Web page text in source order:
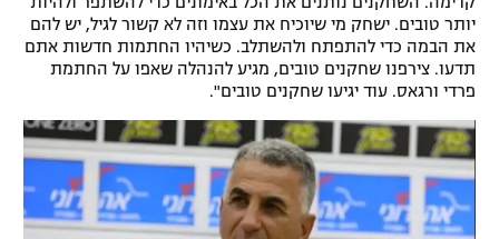
יותר טובים. ישחק מי שיוכיח את עצמו וזה לא קשור לגיל, יש להם
את הבמה כדי להתפתח ולהשתלב. כשיהיו החתמות חדשות אתם
תדעו. צירפנו שחקנים טובים, מגיע להנהלה שאפו על החתמת
פרדי ורגאס. עוד יגיעו שחקנים טובים".